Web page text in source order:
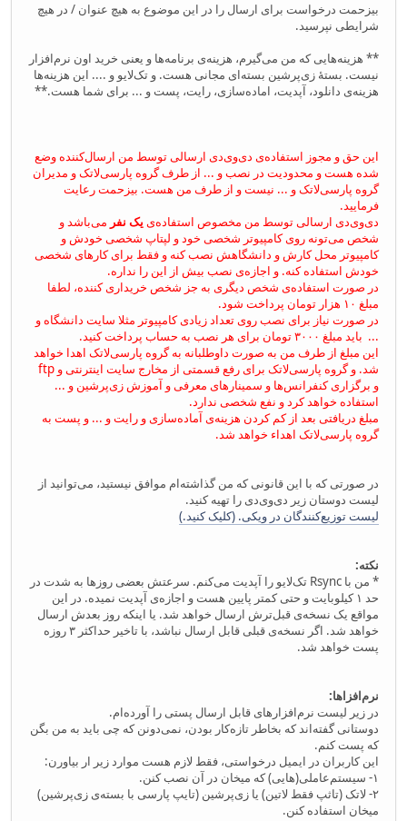
بیزحمت درخواست برای ارسال را در این موضوع به هیچ عنوان / در هیچ
شرایطی نپرسید.
** هزینه‌هایی که من می‌گیرم، هزینه‌ی برنامه‌ها و یعنی خرید اون نرم‌افزار
نیست. بستهٔ زی‌پرشین بسته‌ای مجانی هست. و تک‌لایو و .... این هزینه‌ها
هزینه‌ی دانلود، آپدیت، اماده‌سازی، رایت، پست و ... برای شما هست.**
این حق و مجوز استفاده‌ی دی‌وی‌دی ارسالی توسط من ارسال‌کننده وضع
شده هست و محدودیت در نصب و ... از طرف گروه پارسی‌لاتک و مدیران
گروه پارسی‌لاتک و ... نیست و از طرف من هست. بیزحمت رعایت
فرمایید.
دی‌وی‌دی ارسالی توسط من مخصوص استفاده‌ی یک نفر می‌باشد و
شخص می‌تونه روی کامپیوتر شخصی خود و لپتاپ شخصی خودش و
کامپیوتر محل کارش و دانشگاهش نصب کنه و فقط برای کارهای شخصی
خودش استفاده کنه. و اجازه‌ی نصب بیش از این را نداره.
در صورت استفاده‌ی شخص دیگری به جز شخص خریداری کننده‌، لطفا
مبلغ ۱۰ هزار تومان پرداخت شود.
در صورت نیاز برای نصب روی تعداد زیادی کامپیوتر مثلا سایت دانشگاه و
... باید مبلغ ۳۰۰۰ تومان برای هر نصب به حساب پرداخت کنید.
این مبلغ از طرف من به صورت داوطلبانه به گروه پارسی‌لاتک اهدا خواهد
و برگزاری کنفرانس‌ها و سمینارهای معرفی و آموزش زی‌پرشین و ...
استفاده خواهد کرد و نفع شخصی ندارد.
مبلغ دریافتی بعد از کم کردن هزینه‌ی آماده‌سازی و رایت و ... و پست به
گروه پارسی‌لاتک اهداء خواهد شد.
در صورتی که با این قانونی که من گذاشته‌ام موافق نیستید، می‌توانید از
لیست دوستان زیر دی‌وی‌دی را تهیه کنید.
لیست توزیع‌کنندگان در ویکی. (کلیک کنید.)
نکته:
* من با Rsync تک‌لایو را آپدیت می‌کنم. سرعتش بعضی روزها به شدت در
حد ۱ کیلوبایت و حتی کمتر پایین هست و اجازه‌ی آپدیت نمیده. در این
مواقع یک نسخه‌ی قبل‌ترش ارسال خواهد شد. یا اینکه روز بعدش ارسال
خواهد شد. اگر نسخه‌ی قبلی قابل ارسال نباشد، با تاخیر حداکثر ۳ روزه
پست خواهد شد.
نرم‌افزاها:
در زیر لیست نرم‌افزارهای قابل ارسال پستی را آورده‌ام.
دوستانی گفته‌اند که بخاطر تازه‌کار بودن، نمی‌دونن که چی باید به من بگن
که پست کنم.
این کاربران در ایمیل درخواستی، فقط لازم هست موارد زیر ار بیاورن:
۱- سیستم‌عاملی(هایی) که میخان در آن نصب کنن.
۲- لاتک (تاثپ فقط لاتین) یا زی‌پرشین (تایپ پارسی با بسته‌ی زی‌پرشین)
میخان استفاده کنن.